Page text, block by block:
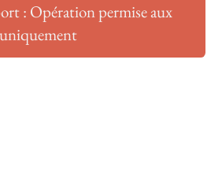
: Opération permise aux